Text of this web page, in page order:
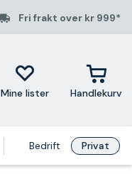
Fri frakt over kr 999*
Mine lister Handlekurv
Bedrift Privat